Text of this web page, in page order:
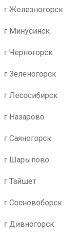
г Железногорск
г Минусинск
г Черногорск
г Зеленогорск
г Лесосибирск
г Назарово
г Саяногорск
г Шарыпово
г Тайшет
г Сосновоборск
г Дивногорск